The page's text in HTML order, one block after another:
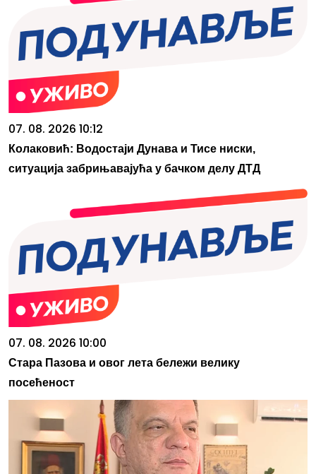
07. 08. 2026 10:12
Колаковић: Водостаји Дунава и Тисе ниски,
ситуација забрињавајућа у бачком делу ДТД
07. 08. 2026 10:00
Стара Пазова и овог лета бележи велику
посећеност